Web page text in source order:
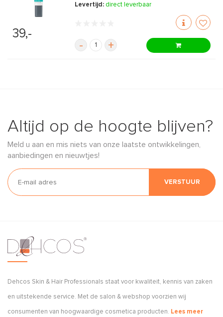
39,-
Levertijd: direct leverbaar
- +
Altijd op de hoogte blijven?
Meld u aan en mis niets van onze laatste ontwikkelingen,
aanbiedingen en nieuwtjes!
VERSTUUR
Dehcos Skin & Hair Professionals staat voor kwaliteit, kennis van zaken
en uitstekende service. Met de salon & webshop voorzien wij
consumenten van hoogwaardige cosmetica producten. Lees meer